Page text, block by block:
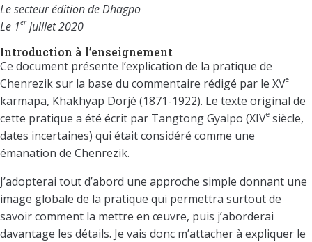
Le secteur édition de Dhagpo
Le 1erjuillet 2020
Introduction à l’enseignement
Ce document présente l’explication de la pratique de
Chenrezik sur la base du commentaire rédigé par le XVe
karmapa, Khakhyap Dorjé (1871-1922). Le texte original de
cette pratique a été écrit par Tangtong Gyalpo (XIVe siècle,
dates incertaines) qui était considéré comme une
émanation de Chenrezik.
J’adopterai tout d’abord une approche simple donnant une
image globale de la pratique qui permettra surtout de
savoir comment la mettre en œuvre, puis j’aborderai
davantage les détails. Je vais donc m’attacher à expliquer le